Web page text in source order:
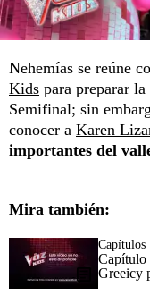
Nehemías se reúne
Kids para preparar la
Semifinal; sin
conocer a Karen
importantes del
Mira también:
Capítulos
Capítulo
Greeicy